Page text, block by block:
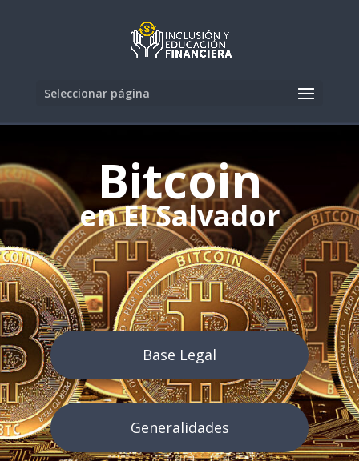
Seleccionar página
Bitcoin
en El Salvador
Base Legal
Generalidades